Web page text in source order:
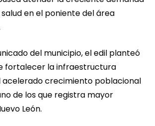
en el poniente del área
del municipio, el edil planteó
fortalecer la infraestructura
acelerado crecimiento poblacional
de los que registra mayor
León.